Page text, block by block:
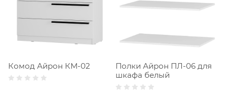
Комод Айрон КМ-02
Полки Айрон ПЛ-06 для
шкафа белый